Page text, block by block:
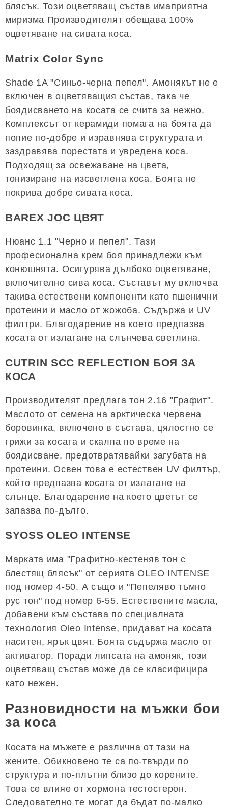
блясък. Този оцветяващ състав имаприятна
миризма Производителят обещава 100%
оцветяване на сивата коса.
Matrix Color Sync
Shade 1A "Синьо-черна пепел". Амонякът не е
включен в оцветяващия състав, така че
боядисването на косата се счита за нежно.
Комплексът от керамиди помага на боята да
попие по-добре и изравнява структурата и
заздравява порестата и увредена коса.
Подходящ за освежаване на цвета,
тонизиране на изсветлена коса. Боята не
покрива добре сивата коса.
BAREX JOC ЦВЯТ
Нюанс 1.1 "Черно и пепел". Тази
професионална крем боя принадлежи към
конюшнята. Осигурява дълбоко оцветяване,
включително сива коса. Съставът му включва
такива естествени компоненти като пшенични
протеини и масло от жожоба. Съдържа и UV
филтри. Благодарение на което предпазва
косата от излагане на слънчева светлина.
CUTRIN SCC REFLECTION БОЯ ЗА
КОСА
Производителят предлага тон 2.16 "Графит".
Маслото от семена на арктическа червена
боровинка, включено в състава, цялостно се
грижи за косата и скалпа по време на
боядисване, предотвратявайки загубата на
протеини. Освен това е естествен UV филтър,
който предпазва косата от излагане на
слънце. Благодарение на което цветът се
запазва по-дълго.
SYOSS OLEO INTENSE
Марката има "Графитно-кестеняв тон с
блестящ блясък" от серията OLEO INTENSE
под номер 4-50. А също и "Пепеляво тъмно
рус тон" под номер 6-55. Естествените масла,
добавени към състава по специалната
технология Oleo Intense, придават на косата
наситен, ярък цвят. Боята съдържа масло от
активатор. Поради липсата на амоняк, този
оцветяващ състав може да се класифицира
като нежен.
Разновидности на мъжки бои
за коса
Косата на мъжете е различна от тази на
жените. Обикновено те са по-твърди по
структура и по-плътни близо до корените.
Това се влияе от хормона тестостерон.
Следователно те могат да бъдат по-малко